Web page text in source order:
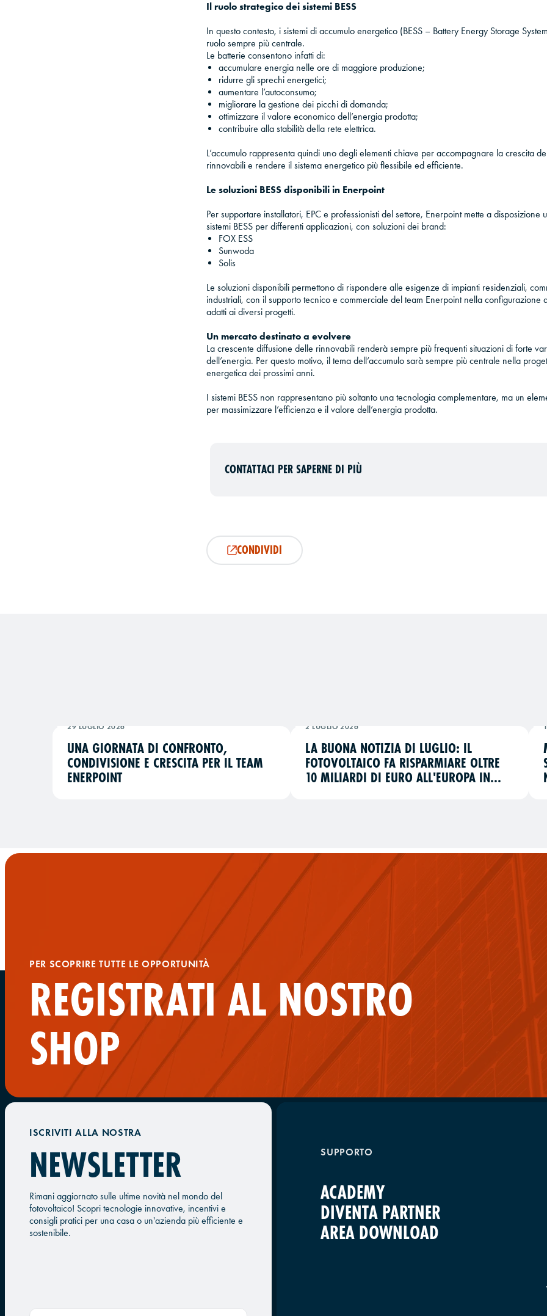
Il ruolo strategico dei sistemi BESS
In questo contesto, i sistemi di accumulo energetico (BESS – Battery Energy Storage
ruolo sempre più centrale.
Le batterie consentono infatti di:
accumulare energia nelle ore di maggiore produzione;
ridurre gli sprechi energetici;
aumentare l’autoconsumo;
migliorare la gestione dei picchi di domanda;
ottimizzare il valore economico dell’energia prodotta;
contribuire alla stabilità della rete elettrica.
L’accumulo rappresenta quindi uno degli elementi chiave per accompagnare la crescita
rinnovabili e rendere il sistema energetico più flessibile ed efficiente.
Le soluzioni BESS disponibili in Enerpoint
Per supportare installatori, EPC e professionisti del settore, Enerpoint mette a disposizione
sistemi BESS per differenti applicazioni, con soluzioni dei brand:
FOX ESS
Sunwoda
Solis
Le soluzioni disponibili permettono di rispondere alle esigenze di impianti residenziali,
industriali, con il supporto tecnico e commerciale del team Enerpoint nella configurazione
adatti ai diversi progetti.
Un mercato destinato a evolvere
La crescente diffusione delle rinnovabili renderà sempre più frequenti situazioni di forte
dell’energia. Per questo motivo, il tema dell’accumulo sarà sempre più centrale nella
energetica dei prossimi anni.
I sistemi BESS non rappresentano più soltanto una tecnologia complementare, ma un
per massimizzare l’efficienza e il valore dell’energia prodotta.
CONTATTACI PER SAPERNE DI PIÙ
CONDIVIDI
29 LUGLIO 2026
UNA GIORNATA DI CONFRONTO,
CONDIVISIONE E CRESCITA PER IL TEAM
ENERPOINT
2 LUGLIO 2026
LA BUONA NOTIZIA DI LUGLIO: IL
FOTOVOLTAICO FA RISPARMIARE OLTRE
10 MILIARDI DI EURO ALL'EUROPA IN
PER SCOPRIRE TUTTE LE OPPORTUNITÀ
REGISTRATI AL NOSTRO
SHOP
ISCRIVITI ALLA NOSTRA
NEWSLETTER
Rimani aggiornato sulle ultime novità nel mondo del
fotovoltaico! Scopri tecnologie innovative, incentivi e
consigli pratici per una casa o un'azienda più efficiente e
sostenibile.
SUPPORTO
ACADEMY
DIVENTA PARTNER
AREA DOWNLOAD